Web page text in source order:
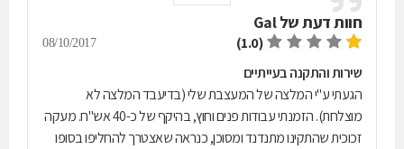
חוות דעת שלGal
(1.0)
08/10/2017
שירות והתקנה בעייתיים
הגעתי ע"י המלצה של המעצבת שלי (בדיעבד המלצה לא
מוצלחת). הזמנתי עבודות פנים וחוץ, בהיקף של כ-40 אש"ח. מעקה
זכוכית שהתקינו מתנדנד ומסוכן, כנראה שאצטרך להחליפו בסופו